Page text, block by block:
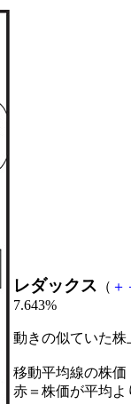
レダックス （ ＋
7.643%
動きの似ていた
移動平均線の株価
赤＝株価が平均